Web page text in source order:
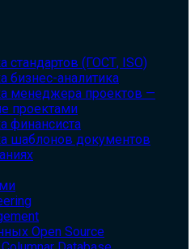
cтандартов (ГОСТ, ISO)
бизнес-аналитика
менеджера проектов —
проектами
финансиста
шаблонов документов
Open Source